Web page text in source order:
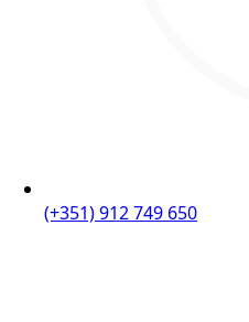
(+351) 912 749 650